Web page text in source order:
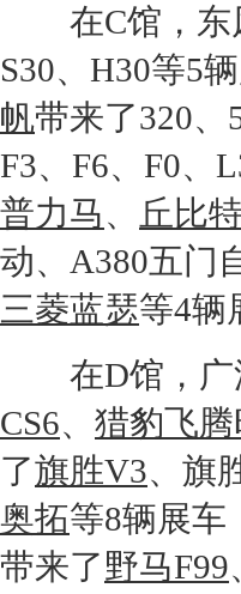
在C馆，东
S30、 H30等5
帆带来了320、
F3、F6、F0、
普力马、 丘比特
动、 A380五门
三菱蓝瑟等4辆
在D馆，广
CS6、 猎豹飞腾
了旗胜V3、旗
奥拓等8辆展车
带来了野马F99